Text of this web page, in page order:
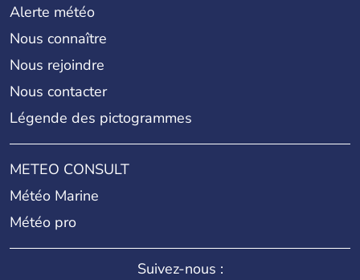
Alerte météo
Nous connaître
Nous rejoindre
Nous contacter
Légende des pictogrammes
METEO CONSULT
Météo Marine
Météo pro
Suivez-nous :